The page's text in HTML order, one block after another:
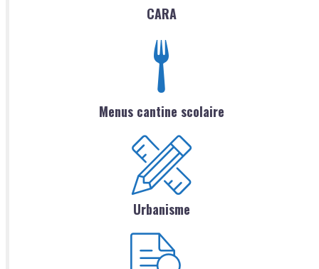
CARA
Menus cantine scolaire
Urbanisme